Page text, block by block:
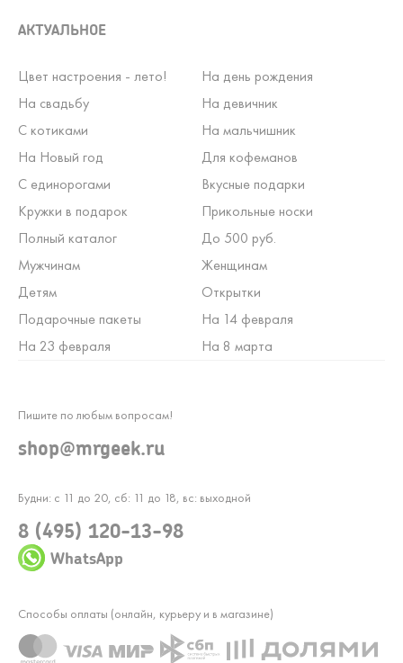
АКТУАЛЬНОЕ
Цвет настроения - лето!
На день рождения
На свадьбу
На девичник
С котиками
На мальчишник
На Новый год
Для кофеманов
С единорогами
Вкусные подарки
Кружки в подарок
Прикольные носки
Полный каталог
До 500 руб.
Мужчинам
Женщинам
Детям
Открытки
Подарочные пакеты
На 14 февраля
На 23 февраля
На 8 марта
Будни: с 11 до 20, сб: 11 до 18, вс: выходной
8 (495) 120-13-98
WhatsApp
Пишите по любым вопросам!
shop@mrgeek.ru
Способы оплаты (онлайн, курьеру и в магазине)